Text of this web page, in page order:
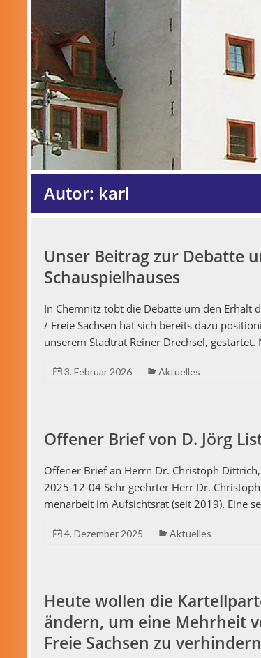
Autor: karl
Unser Beitrag zur Debatte
Schauspielhauses
In Chem­nitz tobt die Debat­te um den Erhalt
/ Freie Sach­sen hat sich bere­its dazu
unserem Stad­trat Rein­er Drech­sel,
3. Februar 2026 Aktuelles
Offener Brief von D. Jörg
Offen­er Brief an Her­rn Dr. Christoph
2025-12-04 Sehr geehrter Herr Dr.
me­nar­beit im Auf­sicht­srat (seit 2019). Eine
4. Dezember 2025 Aktuelles
Heute wollen die
ändern, um eine Mehrheit
Freie Sachsen zu